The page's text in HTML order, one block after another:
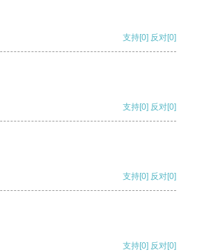
支持[0] 反对[0]
支持[0] 反对[0]
支持[0] 反对[0]
支持[0] 反对[0]